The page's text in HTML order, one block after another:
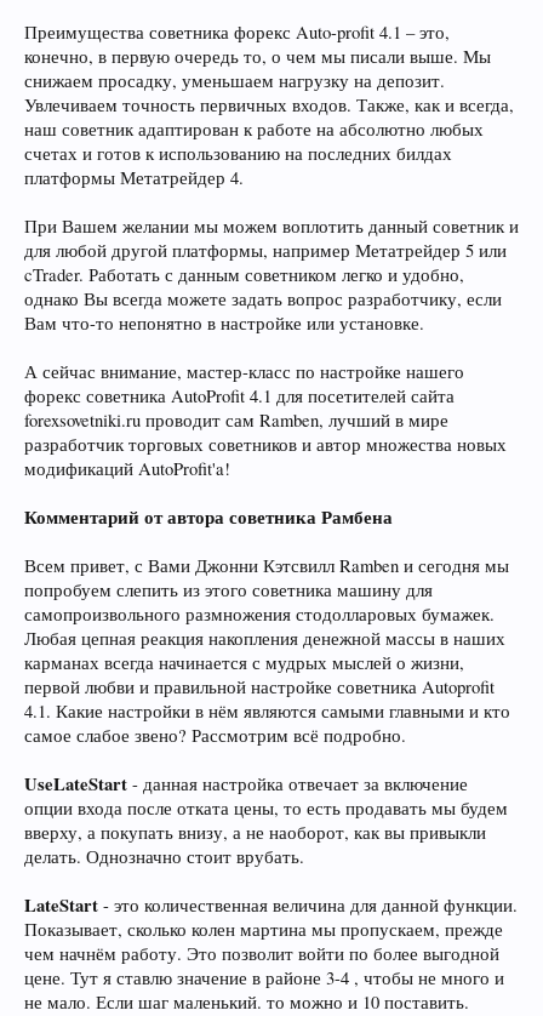
Преимущества советника форекс Auto-profit 4.1 – это,
конечно, в первую очередь то, о чем мы писали выше. Мы
снижаем просадку, уменьшаем нагрузку на депозит.
Увлечиваем точность первичных входов. Также, как и всегда,
наш советник адаптирован к работе на абсолютно любых
счетах и готов к использованию на последних билдах
платформы Метатрейдер 4.
При Вашем желании мы можем воплотить данный советник и
для любой другой платформы, например Метатрейдер 5 или
cTrader. Работать с данным советником легко и удобно,
однако Вы всегда можете задать вопрос разработчику, если
Вам что-то непонятно в настройке или установке.
А сейчас внимание, мастер-класс по настройке нашего
форекс советника AutoProfit 4.1 для посетителей сайта
forexsovetniki.ru проводит сам Ramben, лучший в мире
разработчик торговых советников и автор множества новых
модификаций AutoProfit'a!
Комментарий от автора советника Рамбена
Всем привет, с Вами Джонни Кэтсвилл Ramben и сегодня мы
попробуем слепить из этого советника машину для
самопроизвольного размножения стодолларовых бумажек.
Любая цепная реакция накопления денежной массы в наших
карманах всегда начинается с мудрых мыслей о жизни,
первой любви и правильной настройке советника Autoprofit
4.1. Какие настройки в нём являются самыми главными и кто
самое слабое звено? Рассмотрим всё подробно.
UseLateStart - данная настройка отвечает за включение
опции входа после отката цены, то есть продавать мы будем
вверху, а покупать внизу, а не наоборот, как вы привыкли
делать. Однозначно стоит врубать.
LateStart - это количественная величина для данной функции.
Показывает, сколько колен мартина мы пропускаем, прежде
чем начнём работу. Это позволит войти по более выгодной
цене. Тут я ставлю значение в районе 3-4 , чтобы не много и
не мало. Если шаг маленький. то можно и 10 поставить.